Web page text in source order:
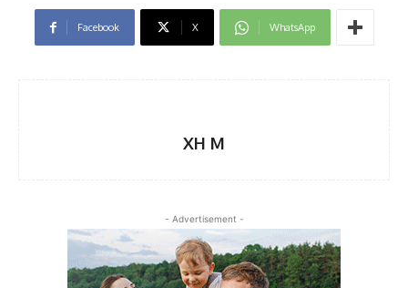
Facebook X WhatsApp
XH M
- Advertisement -